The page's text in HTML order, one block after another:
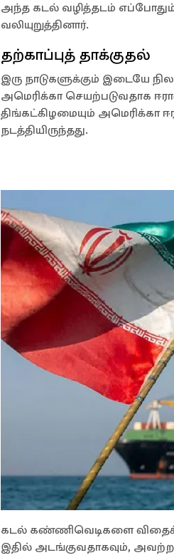
அந்த கடல் வழித்தடம் எப்போதும்
வலியுறுத்தினார்.
தற்காப்புத் தாக்குதல்
இரு நாடுகளுக்கும் இடையே
அமெரிக்கா செயற்படுவதாக
திங்கட்கிழமையும் அமெரிக்கா
நடத்தியிருந்தது.
கடல் கண்ணிவெடிகளை
இதில் அடங்குவதாகவும்,